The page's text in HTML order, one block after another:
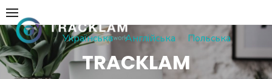
Skip
to
content
TRACKLAM
Українська Англійська Польська